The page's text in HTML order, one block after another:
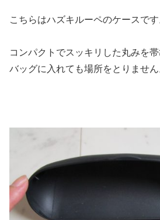
こちらはハズキルーペのケースです
コンパクトでスッキリした丸みを帯
バッグに入れても場所をとりません